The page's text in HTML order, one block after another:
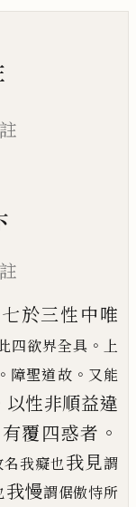
於三性中唯
四欲界全具 。 上
。 障聖道故 。 又能
以性非順益違
有覆四惑者 。
名我癡也我見謂
我慢謂倨傲恃所